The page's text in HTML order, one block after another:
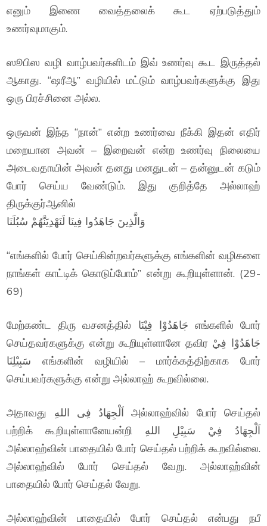
எனும் இணை வைத்தலைக் கூட ஏற்படுத்தும்
உணர்வுமாகும்.
ஸூபிஸ வழி வாழ்பவர்களிடம் இவ் உணர்வு கூட இருத்தல்
ஆகாது. “ஷரீஆ” வழியில் மட்டும் வாழ்பவர்களுக்கு இது
ஒரு பிரச்சினை அல்ல.
ஒருவன் இந்த “நான்” என்ற உணர்வை நீக்கி இதன் எதிர்
மறையான அவன் – இறைவன் என்ற உணர்வு நிலையை
அடைவதாயின் அவன் தனது மனதுடன் – தன்னுடன் கடும்
போர் செய்ய வேண்டும். இது குறித்தே அல்லாஹ்
திருக்குர்ஆனில்
وَالَّذِينَ جَاهَدُوا فِينَا لَنَهْدِيَنَّهُمْ سُبُلَنَا
“எங்களில் போர் செய்கின்றவர்களுக்கு எங்களின் வழிகளை
நாங்கள் காட்டிக் கொடுப்போம்” என்று கூறியுள்ளான். (29-
69)
மேற்கண்ட திரு வசனத்தில் جَاهَدُوْا فِيْنَا எங்களில் போர்
செய்தவர்களுக்கு என்று கூறியுள்ளானே தவிர جَاهَدُوْا فِيْ
سَبِيْلِنَا எங்களின் வழியில் – மார்க்கத்திற்காக போர்
செய்பவர்களுக்கு என்று அல்லாஹ் கூறவில்லை.
அதாவது اَلْجِهَادُ فِى اللهِ அல்லாஹ்வில் போர் செய்தல்
பற்றிக் கூறியுள்ளானேயன்றி اَلْجِهَادُ فِيْ سَبِيْلِ اللهِ
அல்லாஹ்வின் பாதையில் போர் செய்தல் பற்றிக் கூறவில்லை.
அல்லாஹ்வில் போர் செய்தல் வேறு. அல்லாஹ்வின்
பாதையில் போர் செய்தல் வேறு.
அல்லாஹ்வின் பாதையில் போர் செய்தல் என்பது நபீ